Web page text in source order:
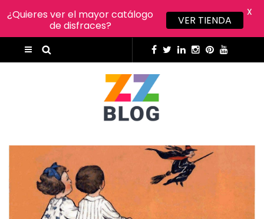
¿Quieres ver el mayor catálogo
de disfraces?
VER TIENDA X